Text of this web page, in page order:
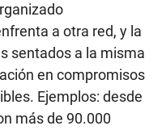
a otra red, y la
sentados a la misma
en compromisos
Ejemplos: desde
más de 90.000